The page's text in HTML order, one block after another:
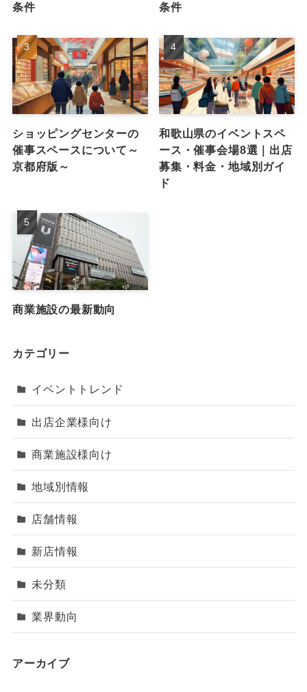
条件
条件
ショッピングセンターの
催事スペースについて～
京都府版～
和歌山県のイベントスペ
ース・催事会場8選｜出店
募集・料金・地域別ガイ
ド
商業施設の最新動向
カテゴリー
イベントトレンド
出店企業様向け
商業施設様向け
地域別情報
店舗情報
新店情報
未分類
業界動向
アーカイブ